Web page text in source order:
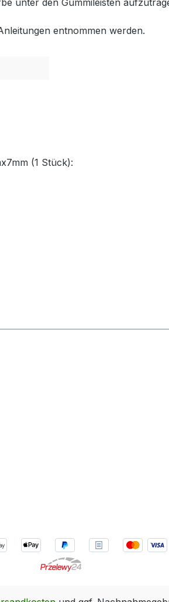
unter den Gummileisten
entnommen werden.
(1 Stück):